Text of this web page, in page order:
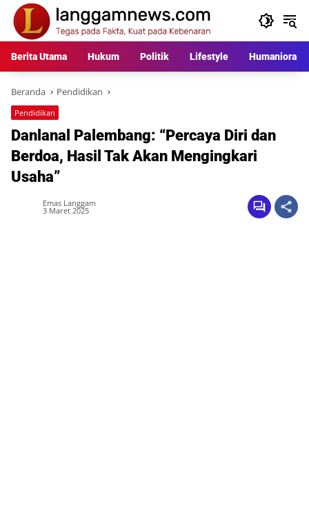
Langsung
konten
Berita Utama Hukum Politik Lifestyle Humaniora
Beranda Pendidikan
Pendidikan
Danlanal Palembang: “Percaya Diri dan
Berdoa, Hasil Tak Akan Mengingkari
Usaha”
Emas Langgam
3 Maret 2025